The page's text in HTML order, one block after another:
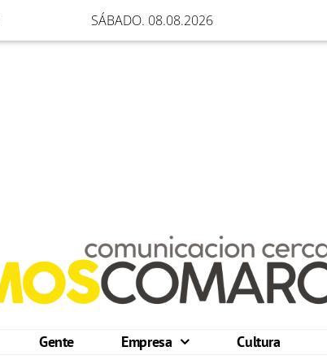
SÁBADO. 08.08.2026
Gente Empresa Cultura